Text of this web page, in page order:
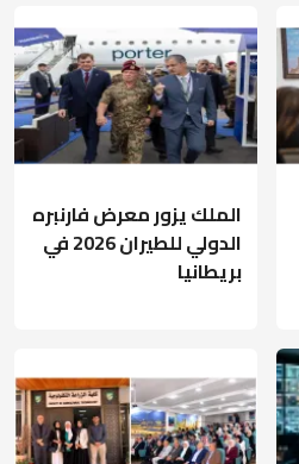
الملك يزور معرض فارنبره
الدولي للطيران 2026 في
بريطانيا